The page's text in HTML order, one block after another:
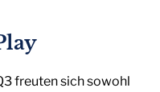
freuten sich sowohl